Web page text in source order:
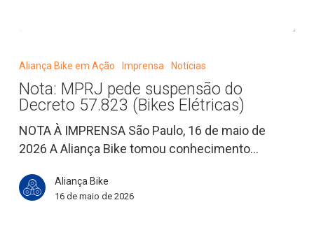
MPRJ
pede
suspensão
do
Decreto
57.823
Elétricas)
Aliança Bike em Ação Imprensa Notícias
Nota: MPRJ pede suspensão do
Decreto 57.823 (Bikes Elétricas)
NOTA À IMPRENSA São Paulo, 16 de maio de
2026 A Aliança Bike tomou conhecimento…
Aliança Bike
16 de maio de 2026